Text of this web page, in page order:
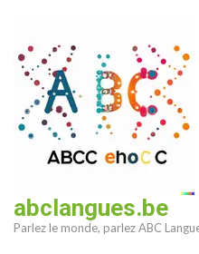
contenu
(Pressez
Entrée)
abclangues.be
Parlez le monde, parlez ABC